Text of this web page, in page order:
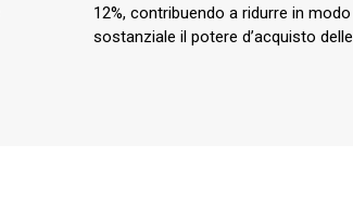
12%, contribuendo a ridurre in modo
sostanziale il potere d’acquisto delle